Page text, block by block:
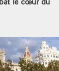
le cœur du